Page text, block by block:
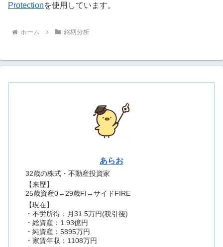
Protectionを使用しています。
ホーム 銘柄分析
あらお
32歳の株式・不動産投資家
【来歴】
25歳資産0→29歳FI→サイドFIRE
【現在】
・不労所得：月31.5万円(税引後)
・総資産：1.93億円
・純資産：5895万円
・家賃年収：1108万円